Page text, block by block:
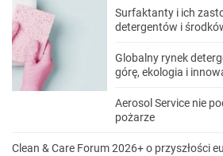
Surfaktanty i ich
detergentów i
Globalny rynek
górę, ekologia i
Aerosol Service nie
pożarze
Clean & Care Forum 2026+ o przyszłości